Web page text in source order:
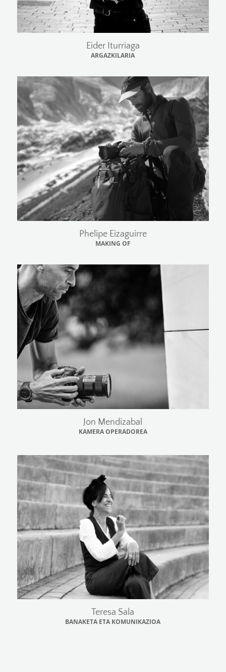
Eider Iturriaga
ARGAZKILARIA
Phelipe Eizaguirre
MAKING OF
Jon Mendizabal
KAMERA OPERADOREA
Teresa Sala
BANAKETA ETA KOMUNIKAZIOA